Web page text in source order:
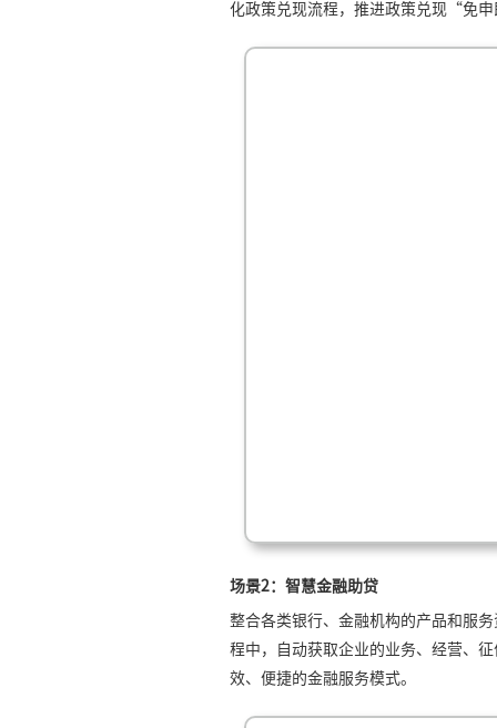
化政策兑现流程，推进政策兑现“免
场景2：智慧金融助贷
整合各类银行、金融机构的产品和服
程中，自动获取企业的业务、经营、
效、便捷的金融服务模式。